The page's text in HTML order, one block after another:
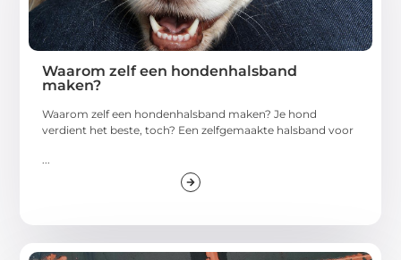
Waarom zelf een hondenhalsband
maken?
Waarom zelf een hondenhalsband maken? Je hond
verdient het beste, toch? Een zelfgemaakte halsband voor